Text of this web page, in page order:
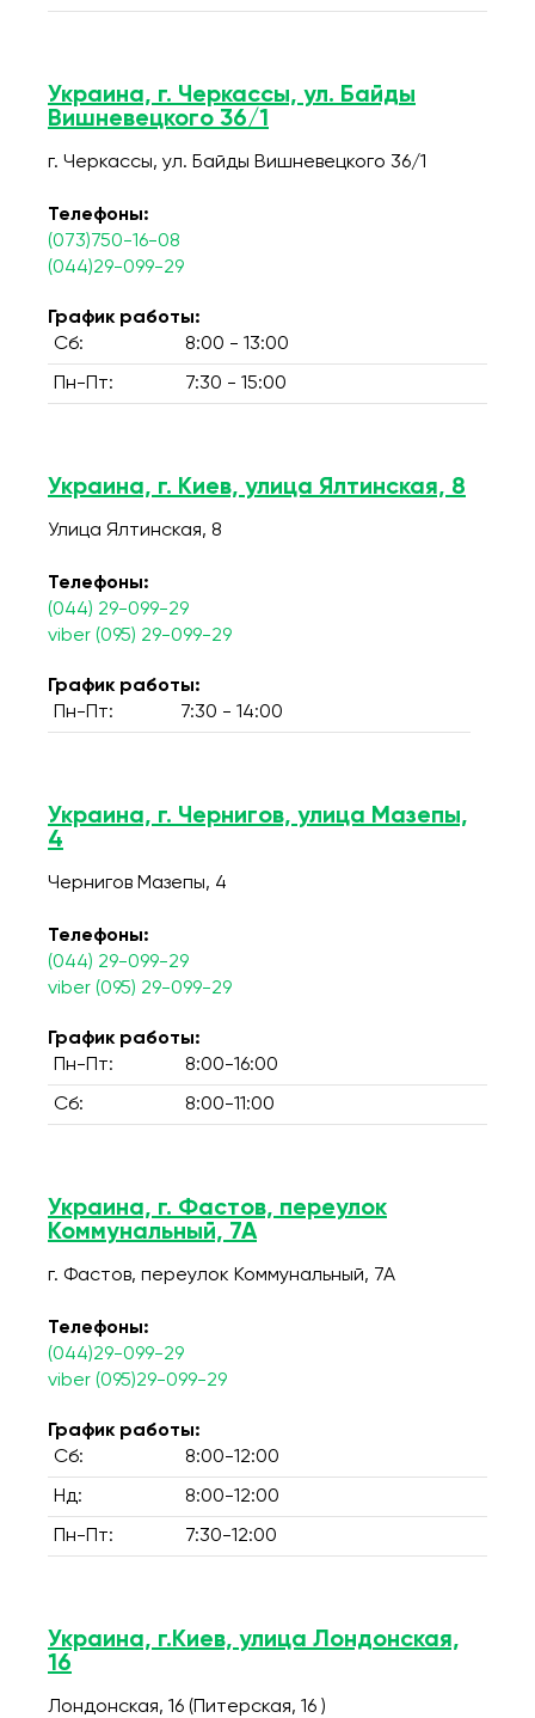
Украина, г. Черкассы, ул. Байды
Вишневецкого 36/1
г. Черкассы, ул. Байды Вишневецкого 36/1
Телефоны:
(073)750-16-08
(044)29-099-29
График работы:
Сб:
8:00 - 13:00
Пн-Пт: 7:30 - 15:00
Украина, г. Киев, улица Ялтинская, 8
Улица Ялтинская, 8
Телефоны:
(044) 29-099-29
viber (095) 29-099-29
График работы:
Пн-Пт:
7:30 - 14:00
Украина, г. Чернигов, улица Мазепы,
4
Чернигов Мазепы, 4
Телефоны:
(044) 29-099-29
viber (095) 29-099-29
График работы:
Пн-Пт:
8:00-16:00
Сб: 8:00-11:00
Украина, г. Фастов, переулок
Коммунальный, 7А
г. Фастов, переулок Коммунальный, 7А
Телефоны:
(044)29-099-29
viber (095)29-099-29
График работы:
Сб:
8:00-12:00
Нд: 8:00-12:00
Пн-Пт: 7:30-12:00
Украина, г.Киев, улица Лондонская,
16
Лондонская, 16 (Питерская, 16 )